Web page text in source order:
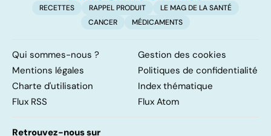
RECETTES RAPPEL PRODUIT
LE MAG DE LA SANTÉ
CANCER
MÉDICAMENTS
Qui sommes-nous ?
Gestion des cookies
Mentions légales
Politiques de confidentialité
Charte d'utilisation
Index thématique
Flux RSS
Flux Atom
Retrouvez-nous sur